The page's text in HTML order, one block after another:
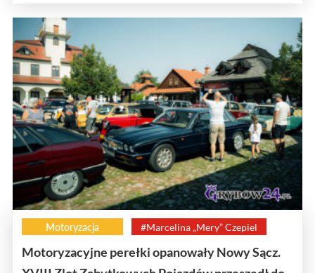
Motoryzacja #Marcelina „Mery” Czepiel
Motoryzacyjne perełki opanowały Nowy Sącz.